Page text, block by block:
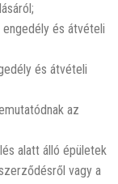
és átvételi
és átvételi
az
alatt álló épületek
vagy a